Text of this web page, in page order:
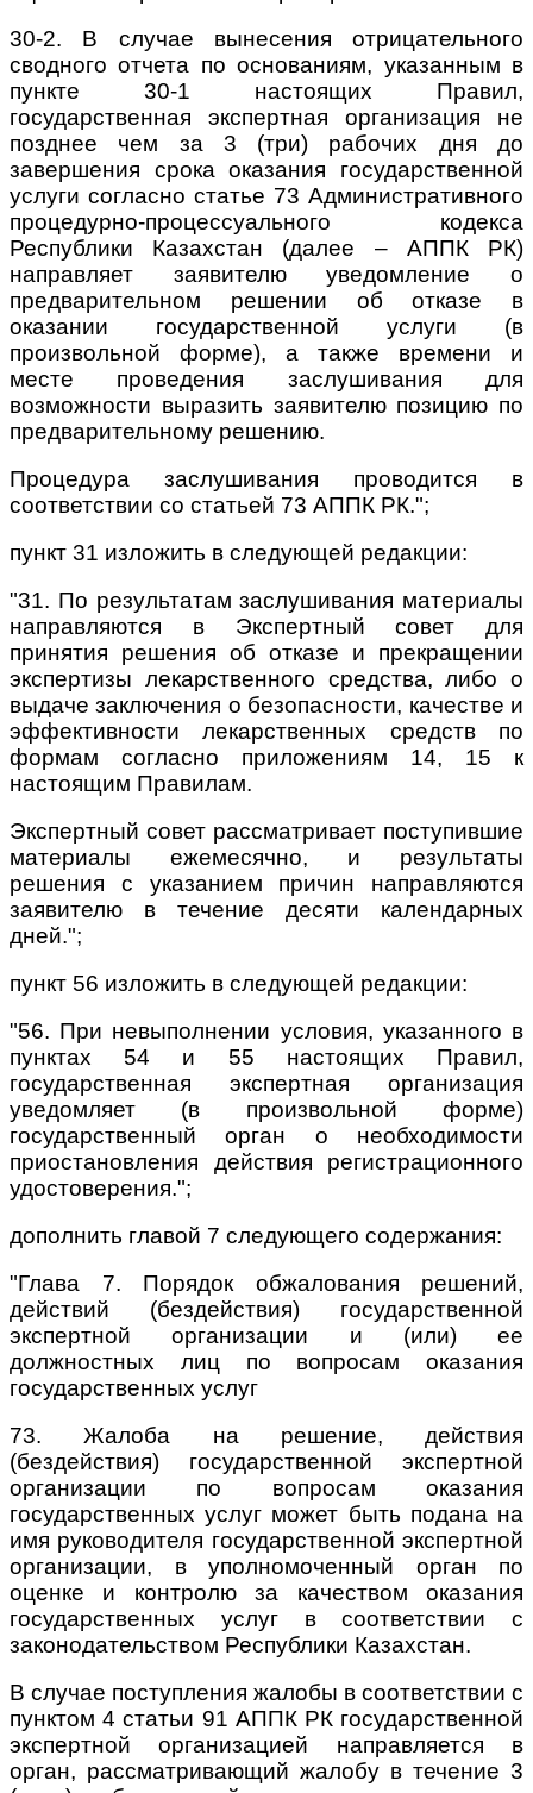
30-2. В случае вынесения отрицательного
сводного отчета по основаниям, указанным в
пункте 30-1 настоящих Правил,
государственная экспертная организация не
позднее чем за 3 (три) рабочих дня до
завершения срока оказания государственной
услуги согласно статье 73 Административного
процедурно-процессуального кодекса
Республики Казахстан (далее – АППК РК)
направляет заявителю уведомление о
предварительном решении об отказе в
оказании государственной услуги (в
произвольной форме), а также времени и
месте проведения заслушивания для
возможности выразить заявителю позицию по
предварительному решению.
Процедура заслушивания проводится в
соответствии со статьей 73 АППК РК.";
пункт 31 изложить в следующей редакции:
"31. По результатам заслушивания материалы
направляются в Экспертный совет для
принятия решения об отказе и прекращении
экспертизы лекарственного средства, либо о
выдаче заключения о безопасности, качестве и
эффективности лекарственных средств по
формам согласно приложениям 14, 15 к
настоящим Правилам.
Экспертный совет рассматривает поступившие
материалы ежемесячно, и результаты
решения с указанием причин направляются
заявителю в течение десяти календарных
дней.";
пункт 56 изложить в следующей редакции:
"56. При невыполнении условия, указанного в
пунктах 54 и 55 настоящих Правил,
государственная экспертная организация
уведомляет (в произвольной форме)
государственный орган о необходимости
приостановления действия регистрационного
удостоверения.";
дополнить главой 7 следующего содержания:
"Глава 7. Порядок обжалования решений,
действий (бездействия) государственной
экспертной организации и (или) ее
должностных лиц по вопросам оказания
государственных услуг
73. Жалоба на решение, действия
(бездействия) государственной экспертной
организации по вопросам оказания
государственных услуг может быть подана на
имя руководителя государственной экспертной
организации, в уполномоченный орган по
оценке и контролю за качеством оказания
государственных услуг в соответствии с
законодательством Республики Казахстан.
В случае поступления жалобы в соответствии с
пунктом 4 статьи 91 АППК РК государственной
экспертной организацией направляется в
орган, рассматривающий жалобу в течение 3